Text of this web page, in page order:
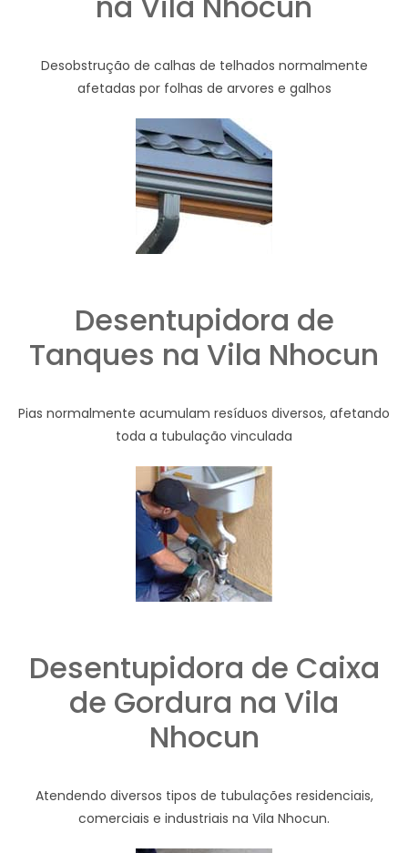
Desobstrução de calhas de telhados normalmente
afetadas por folhas de arvores e galhos
Desentupidora de
Tanques na Vila Nhocun
Pias normalmente acumulam resíduos diversos, afetando
toda a tubulação vinculada
Desentupidora de Caixa
de Gordura na Vila
Nhocun
Atendendo diversos tipos de tubulações residenciais,
comerciais e industriais na Vila Nhocun.